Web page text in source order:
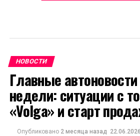
НОВОСТИ
Главные
недели: ситуации с
«Volga» и старт
Опубликовано 2 месяца назад 22.06.2026